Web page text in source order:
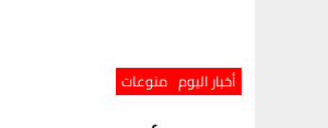
أخبار اليوم منوعات